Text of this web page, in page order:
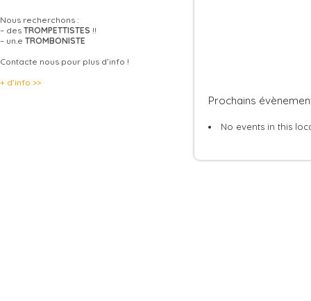
Nous recherchons :
– des TROMPETTISTES !!
– un.e TROMBONISTE
Contacte nous pour plus d’info !
+ d’info >>
Prochains
No events in this